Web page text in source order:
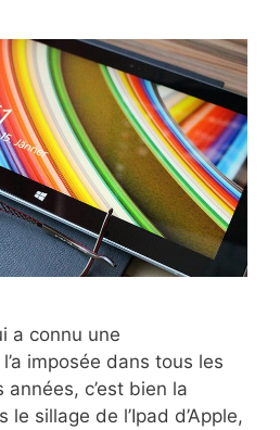
a connu une
imposée dans tous les
c’est bien la
sillage de l’Ipad d’Apple,